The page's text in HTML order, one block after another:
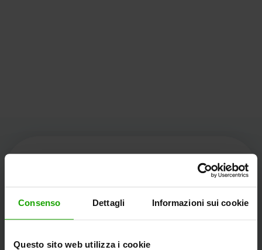
Consenso Dettagli Informazioni sui cookie
Questo sito web utilizza i cookie
Kärnten Werbung
Völkermarkter Ring 21 - 23